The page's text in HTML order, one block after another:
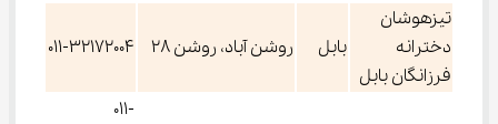
تیزهوشان
دخترانه
فرزانگان بابل
بابل روشن آباد، روشن 28 011-32172004
011-